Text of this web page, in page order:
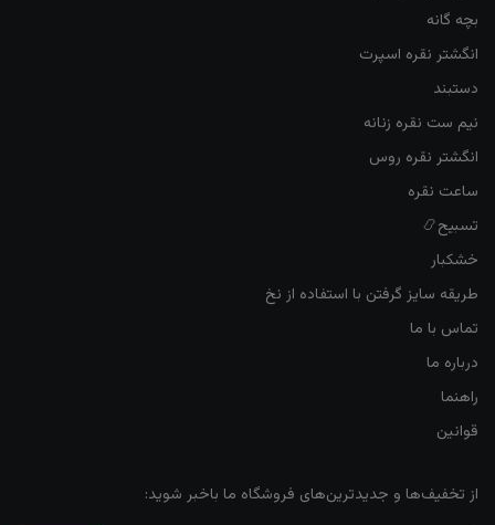
بچه گانه
انگشتر نقره اسپرت
دستبند
نیم ست نقره زنانه
انگشتر نقره روس
ساعت نقره
تسبیح📿
خشکبار
طریقه سایز گرفتن با استفاده از نخ
تماس با ما
درباره ما
راهنما
قوانین
از تخفیف‌ها و جدیدترین‌های فروشگاه ما باخبر شوید: